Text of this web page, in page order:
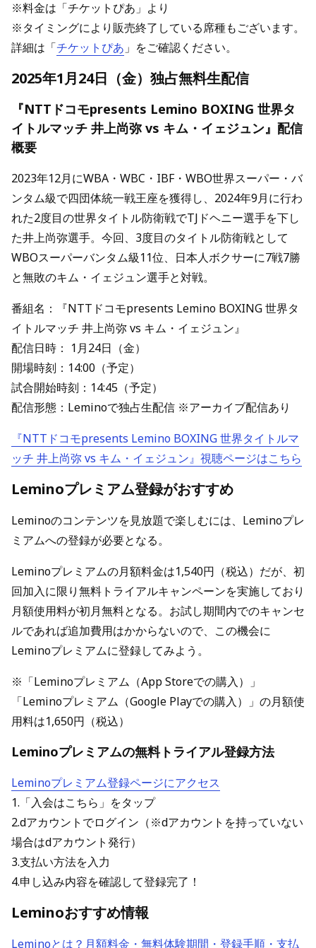
※料金は「チケットぴあ」より
※タイミングにより販売終了している席種もございます。
詳細は「チケットぴあ 」をご確認ください。
2025年1月24日（金）独占無料生配信
『NTTドコモpresents Lemino BOXING 世界タ
イトルマッチ 井上尚弥 vs キム・イェジュン』配信
概要
2023年12月にWBA・WBC・IBF・WBO世界スーパー・バ
ンタム級で四団体統一戦王座を獲得し、2024年9月に行わ
れた2度目の世界タイトル防衛戦でTJドヘニー選手を下し
た井上尚弥選手。今回、3度目のタイトル防衛戦として
WBOスーパーバンタム級11位、日本人ボクサーに7戦7勝
と無敗のキム・イェジュン選手と対戦。
番組名：『NTTドコモpresents Lemino BOXING 世界タ
イトルマッチ 井上尚弥 vs キム・イェジュン』
配信日時： 1月24日（金）
開場時刻：14:00（予定）
試合開始時刻：14:45（予定）
配信形態：Leminoで独占生配信 ※アーカイブ配信あり
『NTTドコモpresents Lemino BOXING 世界タイトルマ
ッチ 井上尚弥 vs キム・イェジュン』視聴ページはこちら
Leminoプレミアム登録がおすすめ
Leminoのコンテンツを見放題で楽しむには、Leminoプレ
ミアムへの登録が必要となる。
Leminoプレミアムの月額料金は1,540円（税込）だが、初
回加入に限り無料トライアルキャンペーンを実施しており
月額使用料が初月無料となる。お試し期間内でのキャンセ
ルであれば追加費用はかからないので、この機会に
Leminoプレミアムに登録してみよう。
※「Leminoプレミアム（App Storeでの購入）」
「Leminoプレミアム（Google Playでの購入）」の月額使
用料は1,650円（税込）
Leminoプレミアムの無料トライアル登録方法
Leminoプレミアム登録ページにアクセス
1.「入会はこちら」をタップ
2.dアカウントでログイン（※dアカウントを持っていない
場合はdアカウント発行）
3.支払い方法を入力
4.申し込み内容を確認して登録完了！
Leminoおすすめ情報
Leminoとは？月額料金・無料体験期間・登録手順・支払